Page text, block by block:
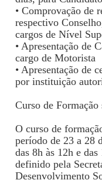
• Comprovação de
respectivo
cargos de Nível
• Apresentação de
cargo de Motorista
• Apresentação de
por instituição
Curso de Formação
O curso de
período de 23 a 28
das 8h às 12h e
definido pela
Desenvolvimento